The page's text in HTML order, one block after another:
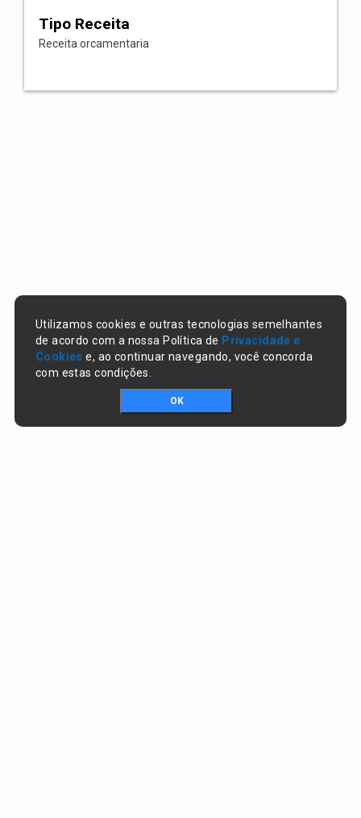
Tipo Receita
Receita orcamentaria
Utilizamos cookies e outras tecnologias semelhantes
de acordo com a nossa Política de Privacidade e
Cookies e, ao continuar navegando, você concorda
com estas condições.
OK